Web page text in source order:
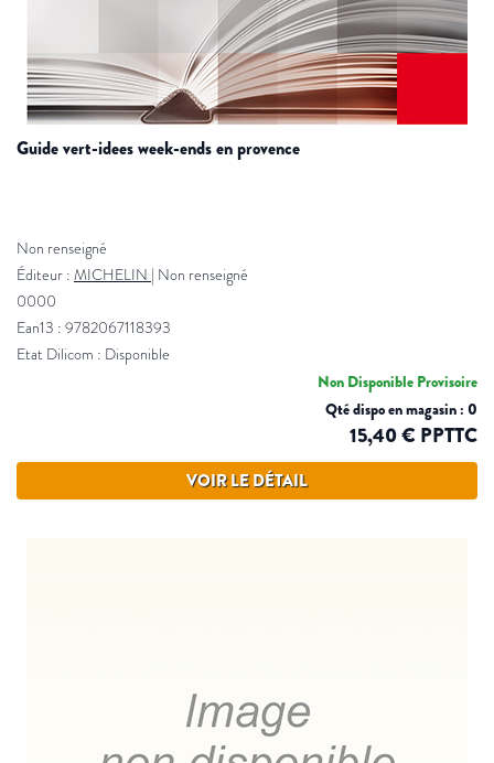
guide vert-idees week-ends en provence
Non renseigné
Éditeur : MICHELIN | Non renseigné
0000
Ean13 : 9782067118393
Etat Dilicom : Disponible
Non Disponible Provisoire
Qté dispo en magasin : 0
15,40 € PPTTC
VOIR LE DÉTAIL